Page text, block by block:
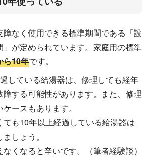
なく使用できる標準期間である「設
が定められています。家庭用の標準
ら10年です。
している給湯器は、修理しても経年
する可能性があります。また、修理
ースもあります。
ても10年以上経過している給湯器は
しょう。
くなると辛いです。（筆者経験談）